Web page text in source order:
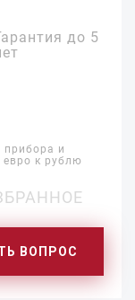
до 5
прибора и
евро к рублю
ВОПРОС